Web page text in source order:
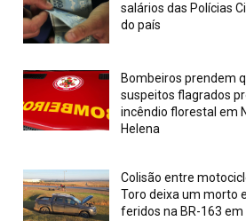
salários das Polícias
do país
Bombeiros prendem
suspeitos flagrados
incêndio florestal em
Helena
Colisão entre
Toro deixa um morto
feridos na BR-163 em